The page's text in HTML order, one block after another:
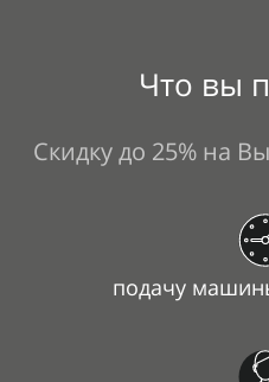
Что вы
Скидку до 25% на
подачу